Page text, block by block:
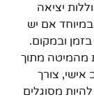
יציאה
אם יש
ובמקום.
מהמיטה מתוך
צורך
מסוגלים